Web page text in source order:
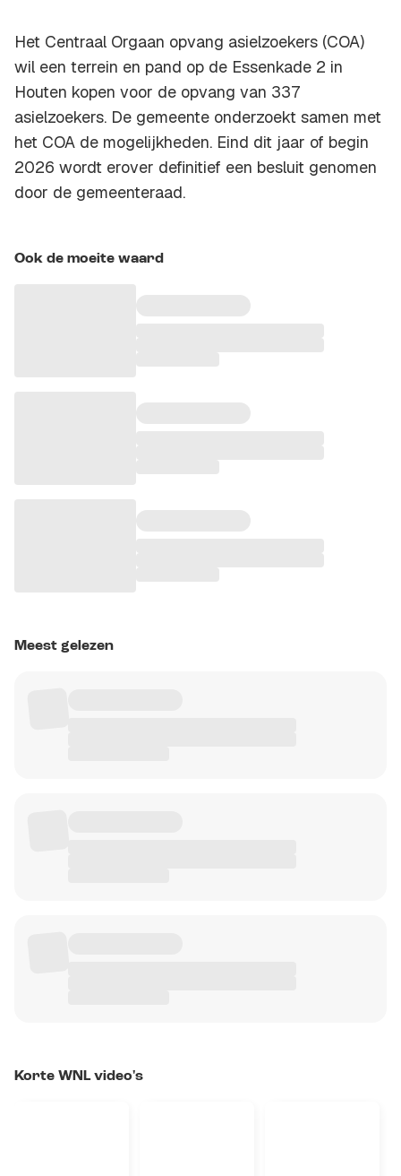
Het Centraal Orgaan opvang asielzoekers (COA)
wil een terrein en pand op de Essenkade 2 in
Houten kopen voor de opvang van 337
asielzoekers. De gemeente onderzoekt samen met
het COA de mogelijkheden. Eind dit jaar of begin
2026 wordt erover definitief een besluit genomen
door de gemeenteraad.
Ook de moeite waard
Meest gelezen
Korte WNL video's